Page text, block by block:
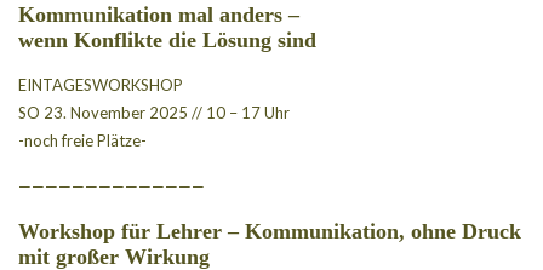
Kommunikation mal anders –
wenn Konflikte die Lösung sind
EINTAGESWORKSHOP
SO 23. November 2025 // 10 – 17 Uhr
-noch freie Plätze-
——————————————
Workshop für Lehrer – Kommunikation, ohne Druck
mit großer Wirkung